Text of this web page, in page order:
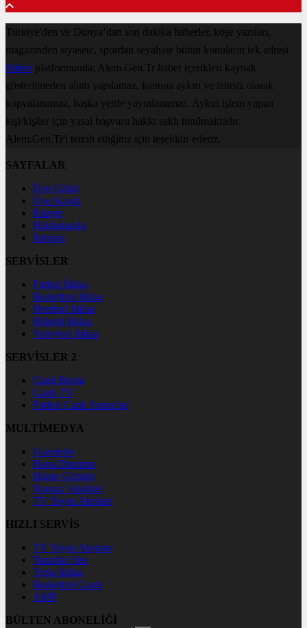
Türkiye'den ve Dünya’dan son dakika haberler, köşe yazıları,
magazinden siyasete, spordan seyahate bütün konuların tek adresi
Haberplatformunda; Alem.Gen.Tr haber içerikleri kaynak
gösterilmeden alıntı yapılamaz, kanuna aykırı ve izinsiz olarak
kopyalanamaz, başka yerde yayınlanamaz. Aykırı işlem yapan
kişi/kişiler için yasal başvuru hakkı saklı tutulmaktadır.
Alem.Gen.Tr'i tercih ettiğiniz için teşekkür ederiz.
SAYFALAR
Üye Girişi
Üye Kaydı
Künye
Hakkımızda
İletişim
SERVİSLER
Futbol İddaa
Basketbol İddaa
Hentbol İddaa
Bilardo İddaa
Voleybol İddaa
SERVİSLER 2
Canlı Borsa
Canlı TV
Futbol Canlı Sonuçlar
MULTİMEDYA
Gazeteler
Hava Durumu
Haber Gönder
Namaz Vakitleri
TV Yayın Akışları
HIZLI SERVİS
TV Yayın Akışları
Yazarlar Site
Tenis İddaa
Basketbol Canlı
AMP
BÜLTEN ABONELİĞİ